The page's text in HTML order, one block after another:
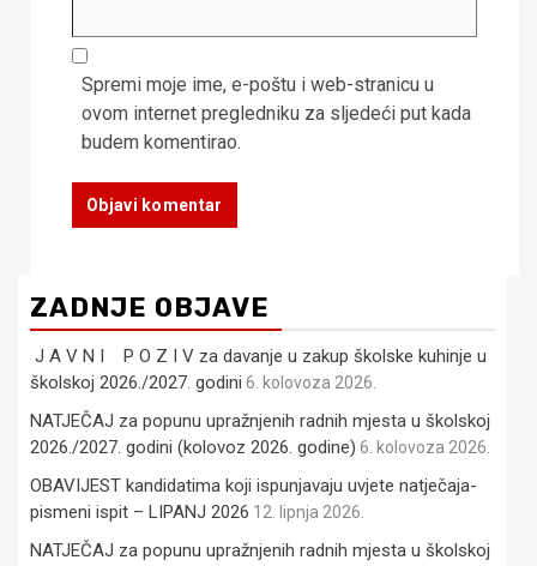
Spremi moje ime, e-poštu i web-stranicu u
ovom internet pregledniku za sljedeći put kada
budem komentirao.
ZADNJE OBJAVE
J A V N I P O Z I V za davanje u zakup školske kuhinje u
školskoj 2026./2027. godini 6. kolovoza 2026.
NATJEČAJ za popunu upražnjenih radnih mjesta u školskoj
2026./2027. godini (kolovoz 2026. godine) 6. kolovoza 2026.
OBAVIJEST kandidatima koji ispunjavaju uvjete natječaja-
pismeni ispit – LIPANJ 2026 12. lipnja 2026.
NATJEČAJ za popunu upražnjenih radnih mjesta u školskoj